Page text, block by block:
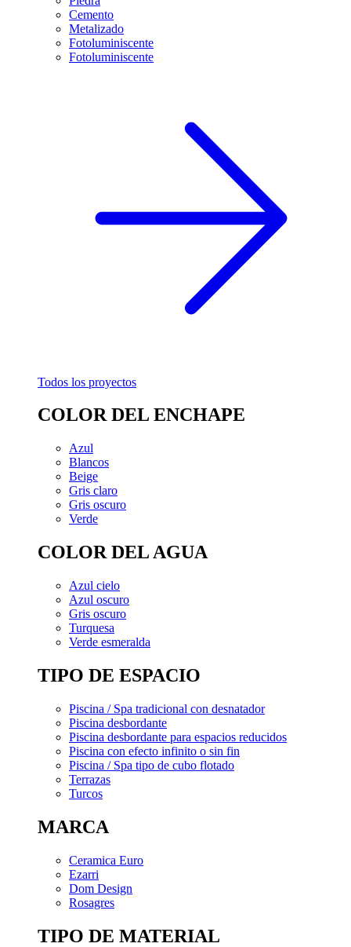
Cemento
Metalizado
Fotoluminiscente
Fotoluminiscente
Todos los proyectos
COLOR DEL ENCHAPE
Azul
Blancos
Beige
Gris claro
Gris oscuro
Verde
COLOR DEL AGUA
Azul cielo
Azul oscuro
Gris oscuro
Turquesa
Verde esmeralda
TIPO DE ESPACIO
Piscina / Spa tradicional con desnatador
Piscina desbordante
Piscina desbordante para espacios reducidos
Piscina con efecto infinito o sin fin
Piscina / Spa tipo de cubo flotado
Terrazas
Turcos
MARCA
Ceramica Euro
Ezarri
Dom Design
Rosagres
TIPO DE MATERIAL